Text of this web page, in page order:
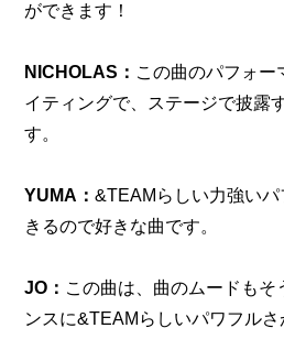
ができます！
NICHOLAS： この曲のパフォー
イティングで、ステージで披露
す。
YUMA：&TEAMらしい力強い
きるので好きな曲です。
JO： この曲は、曲のムードもそ
ンスに&TEAMらしいパワフル